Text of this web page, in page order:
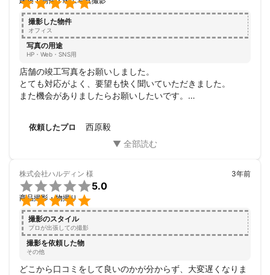
株式会社クレハ
ケンコーマヨネーズ株式会社
株式会社神戸屋
国立劇場
株式会社J-オイルミルズ
ジョンソン・エンド・ジョンソン
CHAUMET Paris
株式会社西友
株式会社東芝
ヤマキ株式会社
株式会社若菜
アピールポイント
料理撮影に関しては、数多く手掛けております。
ご納得のいく仕上がりをご提供させて頂けます様、日々昇進して
おります。

撮影した物件
オフィス
写真の用途
HP・Web・SNS用
店舗の竣工写真をお願いしました。
とても対応がよく、要望も快く聞いていただきました。
また機会がありましたらお願いしたいです。
依頼したプロ 西原毅
株式会社ハルディン 様


5.0
商品撮影・物撮り
3年前
撮影のスタイル
プロが出張しての撮影
撮影を依頼した物
その他
どこから口コミをして良いのかが分からず、大変遅くなりま